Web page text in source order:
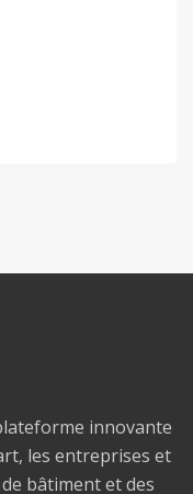
innovante
les entreprises et
bâtiment et des